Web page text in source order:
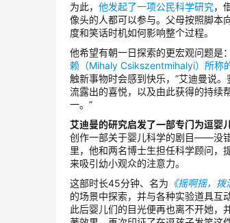
为此， 他发起了一项公民科学研究，
像头的人都可以参与。父母按照脚本
度和笑话时机如何影响整个过程。
他希望有朝一日探索的更宏观问题是
赖（Mihaly Csikszentmihalyi）所称
触新事物时会感到快乐，”艾迪曼说
流露出的喜悦，以及由此获得的持续
一。”
艾迪曼的研究启发了一部专门为逗婴
创作一部关于婴儿科学的剧目——没
里，他和两名博士生担任科学顾问，
来吸引幼小观众的注意力。
这部时长45分钟、名为 《摇啊摇，
的场景中探索，并与各种实验道具互
此后婴儿们的目光便再也离不开她，